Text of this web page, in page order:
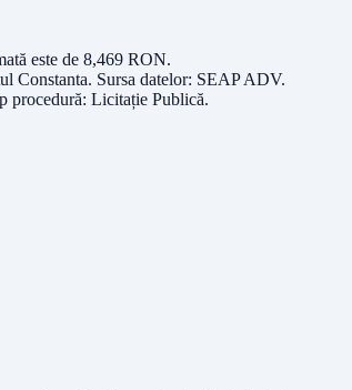
este de 8,469 RON.
Constanta. Sursa datelor: SEAP ADV.
procedură: Licitație Publică.